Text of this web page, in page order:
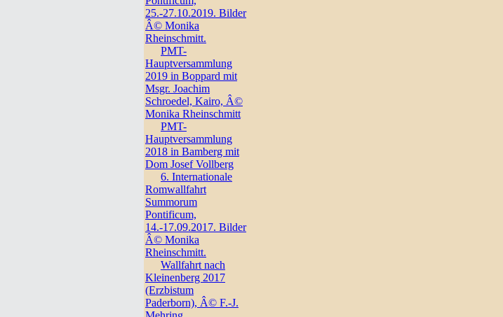
25.-27.10.2019. Bilder
Â© Monika
Rheinschmitt.
PMT-
Hauptversammlung
2019 in Boppard mit
Msgr. Joachim
Schroedel, Kairo, Â©
Monika Rheinschmitt
PMT-
Hauptversammlung
2018 in Bamberg mit
Dom Josef Vollberg
6. Internationale
Romwallfahrt
Summorum
Pontificum,
14.-17.09.2017. Bilder
Â© Monika
Rheinschmitt.
Wallfahrt nach
Kleinenberg 2017
(Erzbistum
Paderborn), Â© F.-J.